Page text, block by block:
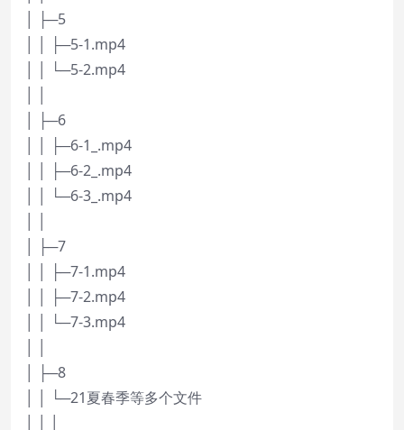
│ ├─5
│ │ ├─5-1.mp4
│ │ └─5-2.mp4
│ ├─6
│ │ ├─6-1_.mp4
│ │ ├─6-2_.mp4
│ │ └─6-3_.mp4
│ ├─7
│ │ ├─7-1.mp4
│ │ ├─7-2.mp4
│ │ └─7-3.mp4
│ ├─8
│ │ └─21夏春季等多个文件